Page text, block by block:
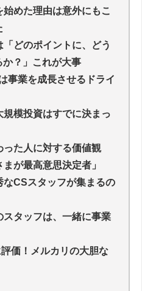
めた理由は意外にもこ
どのポイントに、どう
？」これが大事
事業を成長させるドライ
模投資はすでに決まっ
た人に対する価値観
が最高意思決定者」
CSスタッフが集まるの
タッフは、一緒に事業
価！メルカリの大胆な